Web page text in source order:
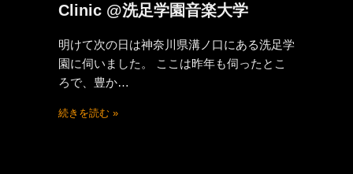
Clinic @洗足学園音楽大学
明けて次の日は神奈川県溝ノ口にある洗足学
園に伺いました。 ここは昨年も伺ったとこ
ろで、豊か…
続きを読む »